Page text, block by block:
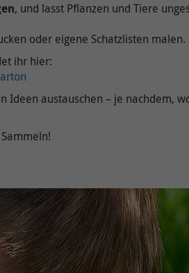
, und lasst Pflanzen und Tiere
oder eigene Schatzlisten malen.
ihr hier:
austauschen – je nachdem,